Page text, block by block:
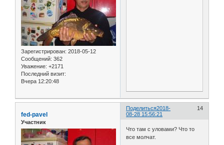
Зарегистрирован: 2018-05-12
Сообщений: 362
Уважение: +2171
Последний визит:
Вчера 12:20:48
Поделиться 14
2018-
08-28 15:56:21
fed-pavel
Участник
Что там с уловами? Что то
все молчат.